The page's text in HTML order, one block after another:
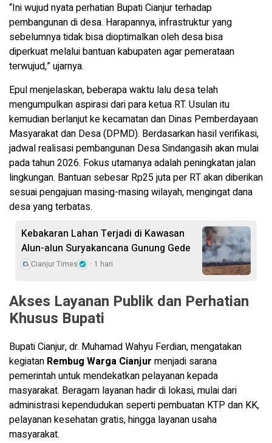
“Ini wujud nyata perhatian Bupati Cianjur terhadap
pembangunan di desa. Harapannya, infrastruktur yang
sebelumnya tidak bisa dioptimalkan oleh desa bisa
diperkuat melalui bantuan kabupaten agar pemerataan
terwujud,” ujarnya.
Epul menjelaskan, beberapa waktu lalu desa telah
mengumpulkan aspirasi dari para ketua RT. Usulan itu
kemudian berlanjut ke kecamatan dan Dinas Pemberdayaan
Masyarakat dan Desa (DPMD). Berdasarkan hasil verifikasi,
jadwal realisasi pembangunan Desa Sindangasih akan mulai
pada tahun 2026. Fokus utamanya adalah peningkatan jalan
lingkungan. Bantuan sebesar Rp25 juta per RT akan diberikan
sesuai pengajuan masing-masing wilayah, mengingat dana
desa yang terbatas.
Kebakaran Lahan Terjadi di Kawasan
Alun-alun Suryakancana Gunung Gede
Cianjur Times 1 hari
Akses Layanan Publik dan Perhatian
Khusus Bupati
Bupati Cianjur, dr. Muhamad Wahyu Ferdian, mengatakan
kegiatan Rembug Warga Cianjur menjadi sarana
pemerintah untuk mendekatkan pelayanan kepada
masyarakat. Beragam layanan hadir di lokasi, mulai dari
administrasi kependudukan seperti pembuatan KTP dan KK,
pelayanan kesehatan gratis, hingga layanan usaha
masyarakat.